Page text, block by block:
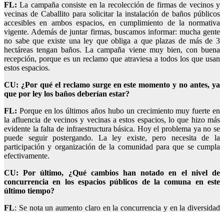
FL: La campaña consiste en la recolección de firmas de vecinos y
vecinas de Caballito para solicitar la instalación de baños públicos
accesibles en ambos espacios, en cumplimiento de la normativa
vigente. Además de juntar firmas, buscamos informar: mucha gente
no sabe que existe una ley que obliga a que plazas de más de 3
hectáreas tengan baños. La campaña viene muy bien, con buena
recepción, porque es un reclamo que atraviesa a todos los que usan
estos espacios.
CU: ¿Por qué el reclamo surge en este momento y no antes, ya
que por ley los baños deberían estar?
FL: Porque en los últimos años hubo un crecimiento muy fuerte en
la afluencia de vecinos y vecinas a estos espacios, lo que hizo más
evidente la falta de infraestructura básica. Hoy el problema ya no se
puede seguir postergando. La ley existe, pero necesita de la
participación y organización de la comunidad para que se cumpla
efectivamente.
CU: Por último, ¿Qué cambios han notado en el nivel de
concurrencia en los espacios públicos de la comuna en este
último tiempo?
FL: Se nota un aumento claro en la concurrencia y en la diversidad